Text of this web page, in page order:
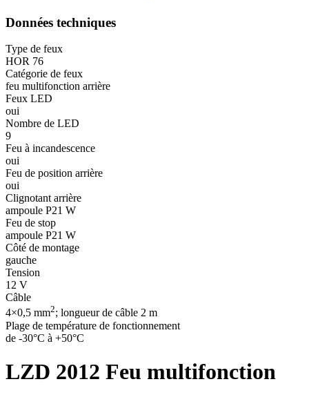
Données techniques
Type de feux
HOR 76
Catégorie de feux
feu multifonction arrière
Feux LED
oui
Nombre de LED
9
Feu à incandescence
oui
Feu de position arrière
oui
Clignotant arrière
ampoule P21 W
Feu de stop
ampoule P21 W
Côté de montage
gauche
Tension
12 V
Câble
4×0,5 mm2; longueur de câble 2 m
Plage de température de fonctionnement
de -30°C à +50°C
LZD 2012 Feu multifonction